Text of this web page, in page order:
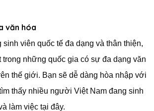
văn hóa
viên quốc tế đa dạng và thân thiện,
trong những quốc gia có sự đa dạng văn
thế giới. Bạn sẽ dễ dàng hòa nhập với
thấy nhiều người Việt Nam đang sinh
làm việc tại đây.